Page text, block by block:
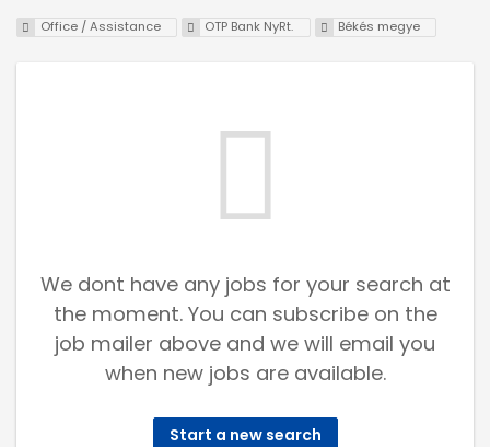
Office / Assistance OTP Bank NyRt. Békés megye
We dont have any jobs for your search at
the moment. You can subscribe on the
job mailer above and we will email you
when new jobs are available.
Start a new search